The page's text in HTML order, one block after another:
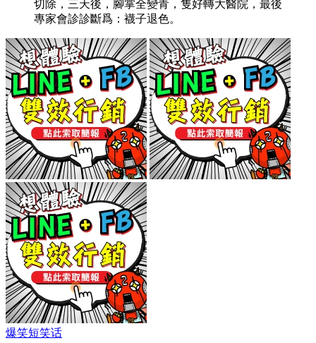
切除，三天後，腳掌全變青，隻好轉大醫院，最後
專家會診診斷爲：襪子退色。
爆笑短笑话